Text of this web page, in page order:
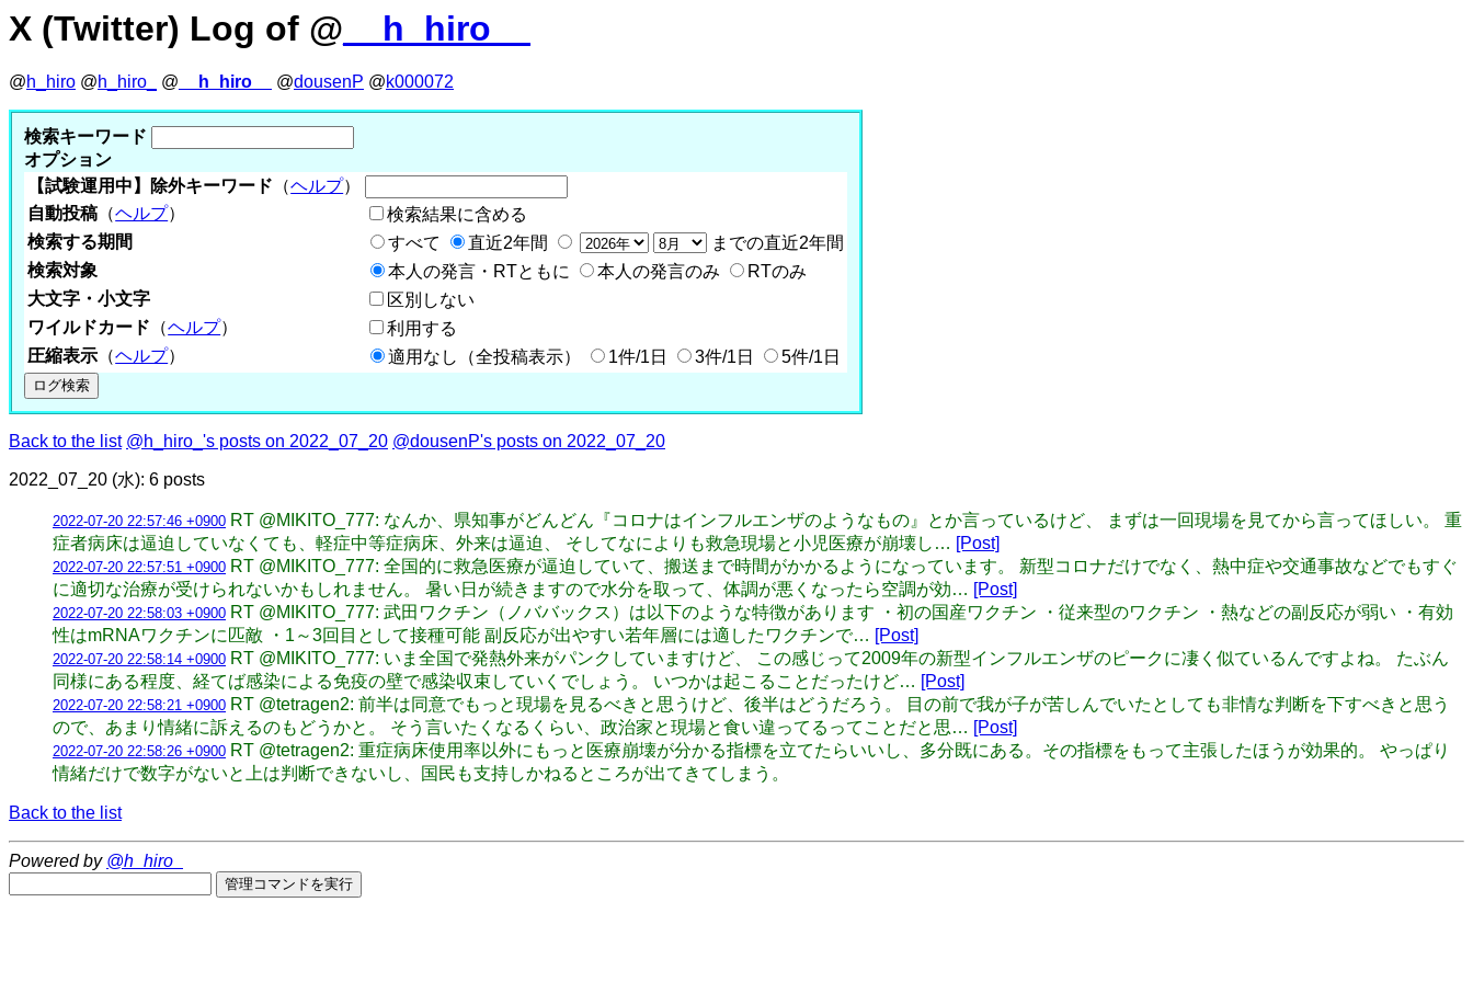
X (Twitter) Log of @ __h_hiro__
@h_hiro @h_hiro_ @ __h_hiro__ @dousenP @k000072
検索キーワード
オプション
【試験運用中】除外キーワード （ヘルプ）
自動投稿 （ヘルプ）
検索結果に含める
検索する期間
すべて 直近2年間
までの直近2年間
検索対象
本人の発言・RTともに 本人の発言のみ
RTのみ
大文字・小文字
区別しない
ワイルドカード （ヘルプ）
利用する
圧縮表示 （ヘルプ） 適用なし（全投稿表示） 1件/1日 3件/1日 5件/1日
Back to the list @h_hiro_'s posts on 2022_07_20 @dousenP's posts on 2022_07_20
2022_07_20 (水): 6 posts
2022-07-20 22:57:46 +0900 RT @MIKITO_777: なんか、県知事がどんどん『コロナはインフルエンザのようなもの』とか言っているけど、 まずは一回現場を見てから言ってほしい。 重
症者病床は逼迫していなくても、軽症中等症病床、外来は逼迫、 そしてなによりも救急現場と小児医療が崩壊し… [Post]
2022-07-20 22:57:51 +0900 RT @MIKITO_777: 全国的に救急医療が逼迫していて、搬送まで時間がかかるようになっています。 新型コロナだけでなく、熱中症や交通事故などでもすぐ
に適切な治療が受けられないかもしれません。 暑い日が続きますので水分を取って、体調が悪くなったら空調が効… [Post]
2022-07-20 22:58:03 +0900 RT @MIKITO_777: 武田ワクチン（ノババックス）は以下のような特徴があります ・初の国産ワクチン ・従来型のワクチン ・熱などの副反応が弱い ・有効
性はmRNAワクチンに匹敵 ・1～3回目として接種可能 副反応が出やすい若年層には適したワクチンで… [Post]
2022-07-20 22:58:14 +0900 RT @MIKITO_777: いま全国で発熱外来がパンクしていますけど、 この感じって2009年の新型インフルエンザのピークに凄く似ているんですよね。 たぶん
同様にある程度、経てば感染による免疫の壁で感染収束していくでしょう。 いつかは起こることだったけど… [Post]
2022-07-20 22:58:21 +0900 RT @tetragen2: 前半は同意でもっと現場を見るべきと思うけど、後半はどうだろう。 目の前で我が子が苦しんでいたとしても非情な判断を下すべきと思う
ので、あまり情緒に訴えるのもどうかと。 そう言いたくなるくらい、政治家と現場と食い違ってるってことだと思… [Post]
2022-07-20 22:58:26 +0900 RT @tetragen2: 重症病床使用率以外にもっと医療崩壊が分かる指標を立てたらいいし、多分既にある。その指標をもって主張したほうが効果的。 やっぱり
情緒だけで数字がないと上は判断できないし、国民も支持しかねるところが出てきてしまう。
Back to the list
Powered by @h_hiro_